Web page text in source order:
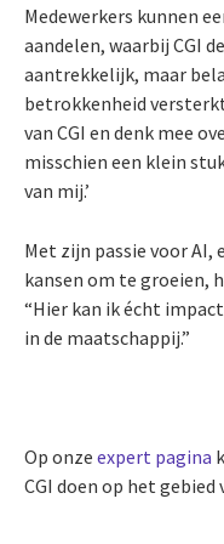
Medewerkers kunnen
aandelen, waarbij CGI
aantrekkelijk, maar
betrokkenheid
van CGI en denk mee
misschien een klein
van mij.’
Met zijn passie voor AI,
kansen om te groeien,
“Hier kan ik écht
in de maatschappij.”
Op onze expert pagina
CGI doen op het gebied